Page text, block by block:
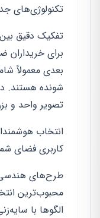
تکنولوژی‌های
تفکیک دقیق
برای خریداران
بعدی معمولاً
شونده هستند.
تصویر واحد و
انتخاب
کاربری فضای
طرح‌های
محبوب‌ترین
الگوها با